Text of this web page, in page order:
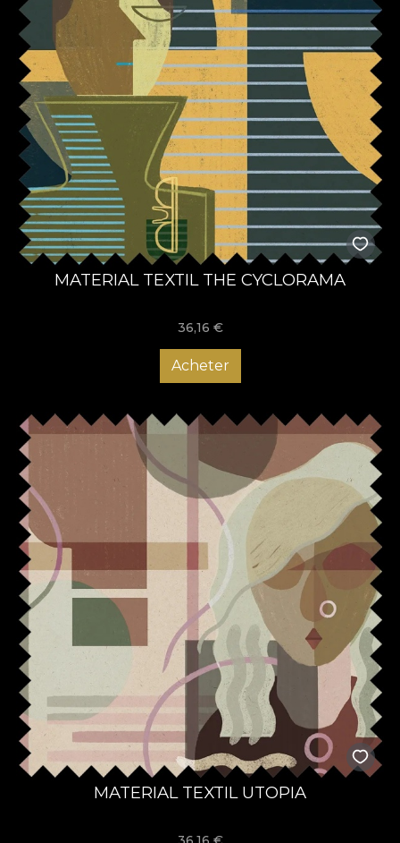
MATERIAL TEXTIL THE CYCLORAMA
36,16 €
Acheter
MATERIAL TEXTIL UTOPIA